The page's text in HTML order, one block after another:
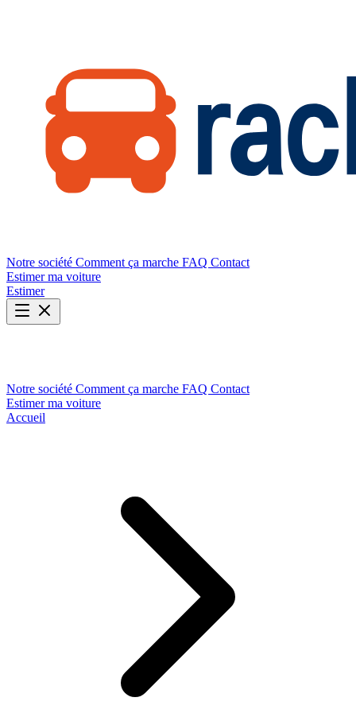
Notre société Comment ça marche FAQ Contact
Estimer ma voiture
Estimer
Notre société Comment ça marche FAQ Contact
Estimer ma voiture
Accueil